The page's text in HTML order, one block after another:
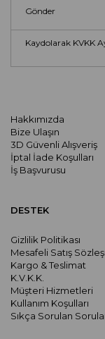
Hakkımızda
Bize Ulaşın
3D Güvenli Alışveriş
İptal İade Koşulları
İş Başvurusu
Gönder
Kaydolarak KVKK
DESTEK
Gizlilik Politikası
Mesafeli Satış
Kargo & Teslimat
K.V.K.K.
Müşteri Hizmetleri
Kullanım Koşulları
Sıkça Sorulan